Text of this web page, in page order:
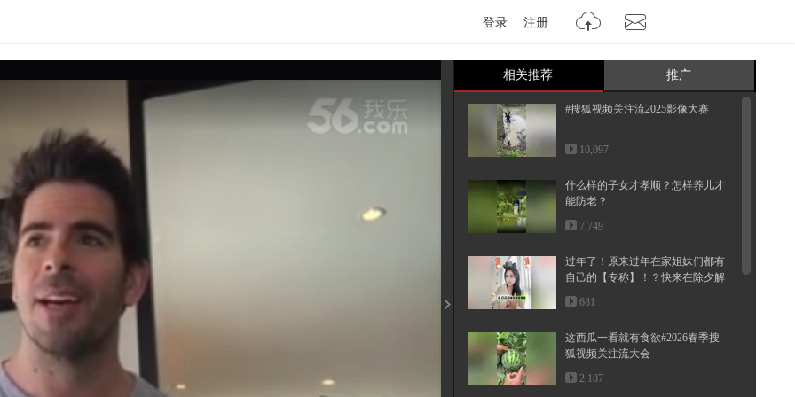
登录 注册
相关推荐 推广
#搜狐视频关注流2025影像大赛
10,097
什么样的子女才孝顺？怎样养儿才
能防老？
7,749
过年了！原来过年在家姐妹们都有
自己的【专称】！？快来在除夕解
锁...
681
这西瓜一看就有食欲#2026春季搜
狐视频关注流大会
2,187